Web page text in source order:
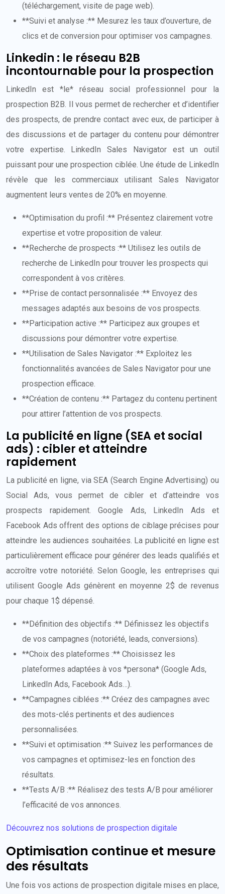
(téléchargement, visite de page web).
**Suivi et analyse :** Mesurez les taux d’ouverture, de
clics et de conversion pour optimiser vos campagnes.
Linkedin : le réseau B2B
incontournable pour la prospection
LinkedIn est *le* réseau social professionnel pour la
prospection B2B. Il vous permet de rechercher et d’identifier
des prospects, de prendre contact avec eux, de participer à
des discussions et de partager du contenu pour démontrer
votre expertise. LinkedIn Sales Navigator est un outil
puissant pour une prospection ciblée. Une étude de LinkedIn
révèle que les commerciaux utilisant Sales Navigator
augmentent leurs ventes de 20% en moyenne.
**Optimisation du profil :** Présentez clairement votre
expertise et votre proposition de valeur.
**Recherche de prospects :** Utilisez les outils de
recherche de LinkedIn pour trouver les prospects qui
correspondent à vos critères.
**Prise de contact personnalisée :** Envoyez des
messages adaptés aux besoins de vos prospects.
**Participation active :** Participez aux groupes et
discussions pour démontrer votre expertise.
**Utilisation de Sales Navigator :** Exploitez les
fonctionnalités avancées de Sales Navigator pour une
prospection efficace.
**Création de contenu :** Partagez du contenu pertinent
pour attirer l’attention de vos prospects.
La publicité en ligne (SEA et social
ads) : cibler et atteindre
rapidement
La publicité en ligne, via SEA (Search Engine Advertising) ou
Social Ads, vous permet de cibler et d’atteindre vos
prospects rapidement. Google Ads, LinkedIn Ads et
Facebook Ads offrent des options de ciblage précises pour
atteindre les audiences souhaitées. La publicité en ligne est
particulièrement efficace pour générer des leads qualifiés et
accroître votre notoriété. Selon Google, les entreprises qui
utilisent Google Ads génèrent en moyenne 2$ de revenus
pour chaque 1$ dépensé.
**Définition des objectifs :** Définissez les objectifs
de vos campagnes (notoriété, leads, conversions).
**Choix des plateformes :** Choisissez les
plateformes adaptées à vos *persona* (Google Ads,
LinkedIn Ads, Facebook Ads…).
**Campagnes ciblées :** Créez des campagnes avec
des mots-clés pertinents et des audiences
personnalisées.
**Suivi et optimisation :** Suivez les performances de
vos campagnes et optimisez-les en fonction des
résultats.
**Tests A/B :** Réalisez des tests A/B pour améliorer
l’efficacité de vos annonces.
Découvrez nos solutions de prospection digitale
Optimisation continue et mesure
des résultats
Une fois vos actions de prospection digitale mises en place,